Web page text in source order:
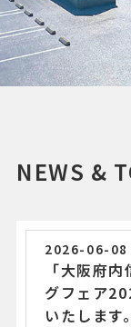
NEWS &
2026-06-08
「大阪府
グフェア
いたします。